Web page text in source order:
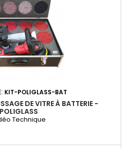
KIT-POLIGLASS-BAT
DE VITRE À BATTERIE -
POLIGLASS
Technique